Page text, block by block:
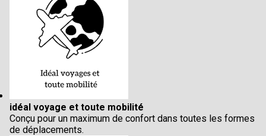
idéal voyage et toute mobilité
Conçu pour un maximum de confort dans toutes les formes
de déplacements.